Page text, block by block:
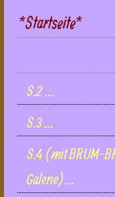
*Startseite*
S.2 ...
S.3 ...
S.4 (mit BRUM-
Galerie)...